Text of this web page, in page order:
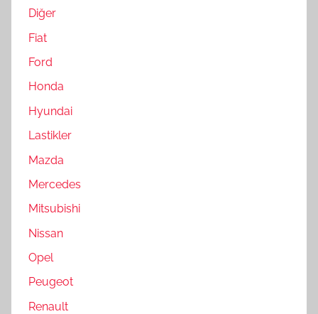
Diğer
Fiat
Ford
Honda
Hyundai
Lastikler
Mazda
Mercedes
Mitsubishi
Nissan
Opel
Peugeot
Renault